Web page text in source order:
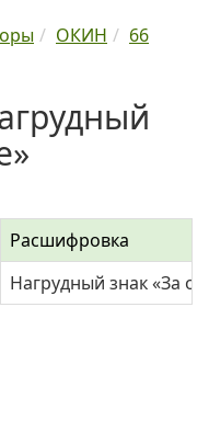
ОКИН
66
Расшифровка
Нагрудный знак «За